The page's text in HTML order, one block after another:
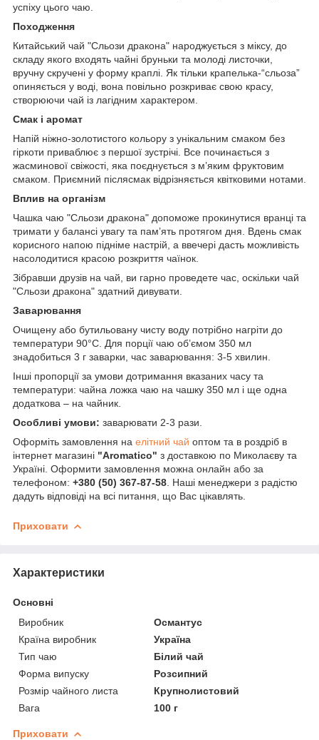
успіху цього чаю.
Походження
Китайський чай "Сльози дракона" народжується з міксу, до
складу якого входять чайні бруньки та молоді листочки,
вручну скручені у форму краплі. Як тільки крапелька-“сльоза”
опиняється у воді, вона повільно розкриває свою красу,
створюючи чай із лагідним характером.
Смак і аромат
Напій ніжно-золотистого кольору з унікальним смаком без
гіркоти приваблює з першої зустрічі. Все починається з
жасминової свіжості, яка поєднується з м’яким фруктовим
смаком. Приємний післясмак відрізняється квітковими нотами.
Вплив на організм
Чашка чаю "Сльози дракона" допоможе прокинутися вранці та
тримати у балансі увагу та пам’ять протягом дня. Вдень смак
корисного напою підніме настрій, а ввечері дасть можливість
насолодитися красою розкриття чаїнок.
Зібравши друзів на чай, ви гарно проведете час, оскільки чай
"Сльози дракона" здатний дивувати.
Заварювання
Очищену або бутильовану чисту воду потрібно нагріти до
температури 90°С. Для порції чаю об’ємом 350 мл
знадобиться 3 г заварки, час заварювання: 3-5 хвилин.
Інші пропорції за умови дотримання вказаних часу та
температури: чайна ложка чаю на чашку 350 мл і ще одна
додаткова – на чайник.
Особливі умови: заварювати 2-3 рази.
Оформіть замовлення на елітний чай оптом та в роздріб в
інтернет магазині "Aromatico" з доставкою по Миколаєву та
Україні. Оформити замовлення можна онлайн або за
телефоном: +380 (50) 367-87-58 . Наші менеджери з радістю
дадуть відповіді на всі питання, що Вас цікавлять.
Приховати
Характеристики
Основні
Виробник
Османтус
Країна виробник
Україна
Тип чаю
Білий чай
Форма випуску
Розсипний
Розмір чайного листа
Крупнолистовий
Вага
100 г
Приховати